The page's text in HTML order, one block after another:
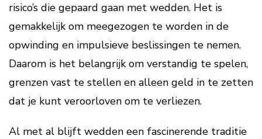
risico’s die gepaard gaan met wedden. Het is
gemakkelijk om meegezogen te worden in de
opwinding en impulsieve beslissingen te nemen.
Daarom is het belangrijk om verstandig te spelen,
grenzen vast te stellen en alleen geld in te zetten
dat je kunt veroorloven om te verliezen.
Al met al blijft wedden een fascinerende traditie